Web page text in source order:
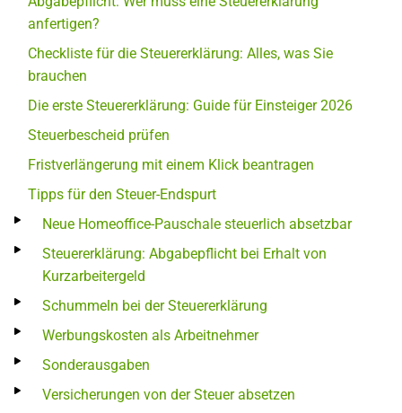
anfertigen?
Checkliste für die Steuererklärung: Alles, was Sie
brauchen
Die erste Steuererklärung: Guide für Einsteiger 2026
Steuerbescheid prüfen
Fristverlängerung mit einem Klick beantragen
Tipps für den Steuer-Endspurt
Neue Homeoffice-Pauschale steuerlich absetzbar
Steuererklärung: Abgabepflicht bei Erhalt von
Kurzarbeitergeld
Schummeln bei der Steuererklärung
Werbungskosten als Arbeitnehmer
Sonderausgaben
Versicherungen von der Steuer absetzen